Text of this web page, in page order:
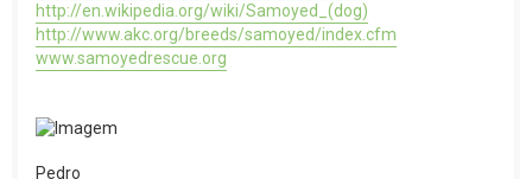
http://en.wikipedia.org/wiki/Samoyed_(dog)
http://www.akc.org/breeds/samoyed/index.cfm
www.samoyedrescue.org
Pedro